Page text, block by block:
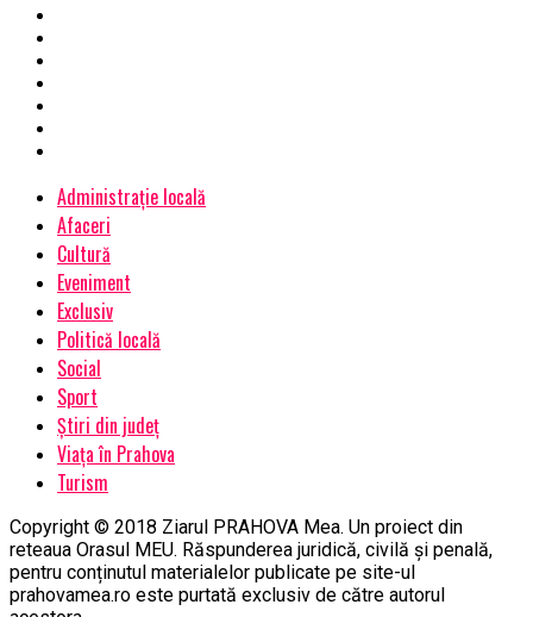
Administrație locală
Afaceri
Cultură
Eveniment
Exclusiv
Politică locală
Social
Sport
Știri din județ
Viața în Prahova
Turism
Copyright © 2018 Ziarul PRAHOVA Mea. Un proiect din
reteaua Orasul MEU. Răspunderea juridică, civilă și penală,
pentru conținutul materialelor publicate pe site-ul
prahovamea.ro este purtată exclusiv de către autorul